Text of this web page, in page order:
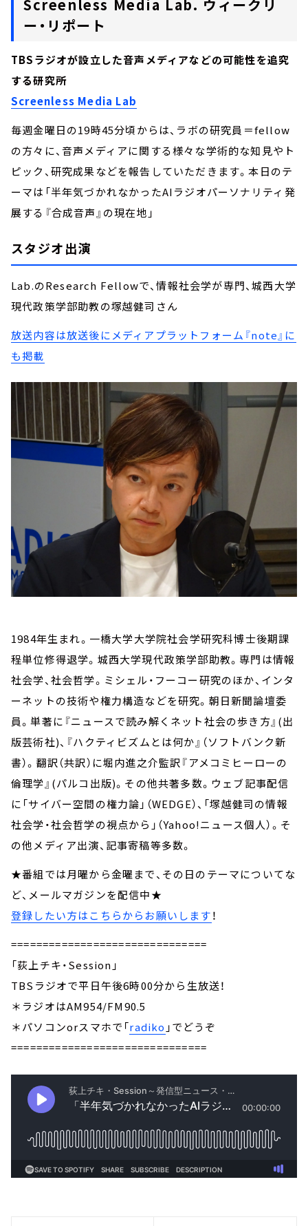
Screenless Media Lab. ウィークリ
ー・リポート
TBSラジオが設立した音声メディアなどの可能性を追究
する研究所
Screenless Media Lab
毎週金曜日の19時45分頃からは、ラボの研究員＝fellow
の方々に、音声メディアに関する様々な学術的な知見やト
ピック、研究成果などを報告していただきます。本日のテ
ーマは「半年気づかれなかったAIラジオパーソナリティ――発
展する『合成音声』の現在地」
スタジオ出演
Lab.のResearch Fellowで、情報社会学が専門、城西大学
現代政策学部助教の塚越健司さん
放送内容は放送後にメディアプラットフォーム『note』に
も掲載
1984年生まれ。一橋大学大学院社会学研究科博士後期課
程単位修得退学。城西大学現代政策学部助教。専門は情報
社会学、社会哲学。ミシェル・フーコー研究のほか、インタ
ーネットの技術や権力構造などを研究。朝日新聞論壇委
員。単著に『ニュースで読み解くネット社会の歩き方』(出
版芸術社)、『ハクティビズムとは何か』（ソフトバンク新
書）。翻訳（共訳）に堀内進之介監訳『アメコミヒーローの
倫理学』(パルコ出版)。その他共著多数。ウェブ記事配信
に「サイバー空間の権力論」（WEDGE）、「塚越健司の情報
社会学・社会哲学の視点から」（Yahoo!ニュース個人）。そ
の他メディア出演、記事寄稿等多数。
★番組では月曜から金曜まで、その日のテーマについてな
ど、メールマガジンを配信中★
登録したい方はこちらからお願いします！
===============================
「荻上チキ・Session」
TBSラジオで平日午後6時00分から生放送！
＊ラジオはAM954/FM90.5
＊パソコンorスマホで「radiko 」でどうぞ
===============================